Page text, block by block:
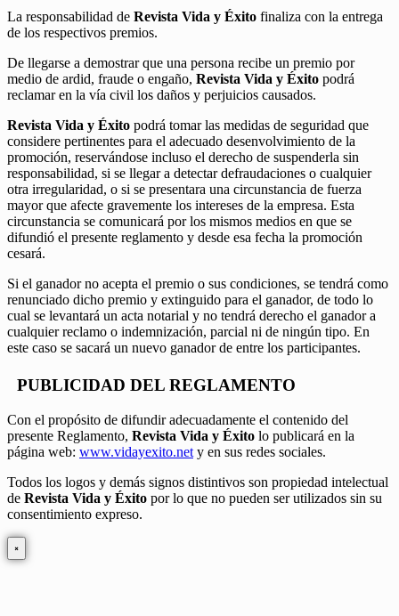
La responsabilidad de Revista Vida y Éxito finaliza con la entrega
de los respectivos premios.
De llegarse a demostrar que una persona recibe un premio por
medio de ardid, fraude o engaño, Revista Vida y Éxito podrá
reclamar en la vía civil los daños y perjuicios causados.
Revista Vida y Éxito podrá tomar las medidas de seguridad que
considere pertinentes para el adecuado desenvolvimiento de la
promoción, reservándose incluso el derecho de suspenderla sin
responsabilidad, si se llegar a detectar defraudaciones o cualquier
otra irregularidad, o si se presentara una circunstancia de fuerza
mayor que afecte gravemente los intereses de la empresa. Esta
circunstancia se comunicará por los mismos medios en que se
difundió el presente reglamento y desde esa fecha la promoción
cesará.
Si el ganador no acepta el premio o sus condiciones, se tendrá como
renunciado dicho premio y extinguido para el ganador, de todo lo
cual se levantará un acta notarial y no tendrá derecho el ganador a
cualquier reclamo o indemnización, parcial ni de ningún tipo. En
este caso se sacará un nuevo ganador de entre los participantes.
PUBLICIDAD DEL REGLAMENTO
Con el propósito de difundir adecuadamente el contenido del
presente Reglamento, Revista Vida y Éxito lo publicará en la
página web: www.vidayexito.net y en sus redes sociales.
Todos los logos y demás signos distintivos son propiedad intelectual
de Revista Vida y Éxito por lo que no pueden ser utilizados sin su
consentimiento expreso.
×